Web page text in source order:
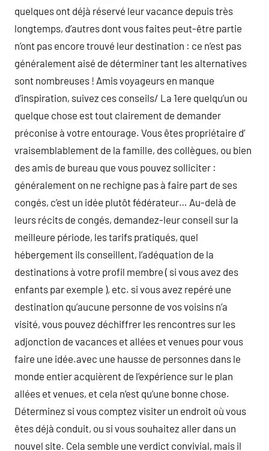
quelques ont déjà réservé leur vacance depuis très
longtemps, d’autres dont vous faites peut-être partie
n’ont pas encore trouvé leur destination : ce n’est pas
généralement aisé de déterminer tant les alternatives
sont nombreuses ! Amis voyageurs en manque
d’inspiration, suivez ces conseils/ La 1ere quelqu’un ou
quelque chose est tout clairement de demander
préconise à votre entourage. Vous êtes propriétaire d’
vraisemblablement de la famille, des collègues, ou bien
des amis de bureau que vous pouvez solliciter :
généralement on ne rechigne pas à faire part de ses
congés, c’est un idée plutôt fédérateur… Au-delà de
leurs récits de congés, demandez-leur conseil sur la
meilleure période, les tarifs pratiqués, quel
hébergement ils conseillent, l’adéquation de la
destinations à votre profil membre ( si vous avez des
enfants par exemple ), etc. si vous avez repéré une
destination qu’aucune personne de vos voisins n’a
visité, vous pouvez déchiffrer les rencontres sur les
adjonction de vacances et allées et venues pour vous
faire une idée.avec une hausse de personnes dans le
monde entier acquièrent de l’expérience sur le plan
allées et venues, et cela n’est qu’une bonne chose.
Déterminez si vous comptez visiter un endroit où vous
êtes déjà conduit, ou si vous souhaitez aller dans un
nouvel site. Cela semble une verdict convivial, mais il